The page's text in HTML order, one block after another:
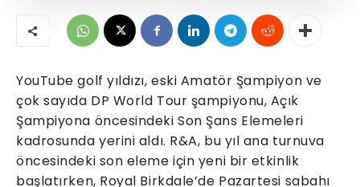
YouTube golf yıldızı, eski Amatör Şampiyon ve
çok sayıda DP World Tour şampiyonu, Açık
Şampiyona öncesindeki Son Şans Elemeleri
kadrosunda yerini aldı. R&A, bu yıl ana turnuva
öncesindeki son eleme için yeni bir etkinlik
başlatırken, Royal Birkdale’de Pazartesi sabahı